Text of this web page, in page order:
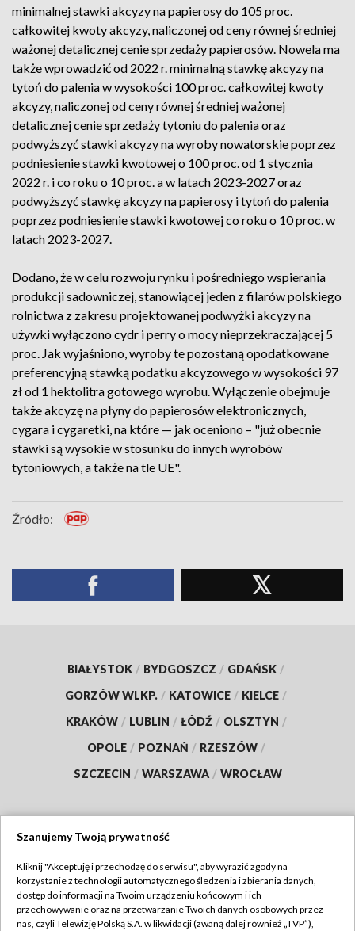
minimalnej stawki akcyzy na papierosy do 105 proc.
całkowitej kwoty akcyzy, naliczonej od ceny równej średniej
ważonej detalicznej cenie sprzedaży papierosów. Nowela ma
także wprowadzić od 2022 r. minimalną stawkę akcyzy na
tytoń do palenia w wysokości 100 proc. całkowitej kwoty
akcyzy, naliczonej od ceny równej średniej ważonej
detalicznej cenie sprzedaży tytoniu do palenia oraz
podwyższyć stawki akcyzy na wyroby nowatorskie poprzez
podniesienie stawki kwotowej o 100 proc. od 1 stycznia
2022 r. i co roku o 10 proc. a w latach 2023-2027 oraz
podwyższyć stawkę akcyzy na papierosy i tytoń do palenia
poprzez podniesienie stawki kwotowej co roku o 10 proc. w
latach 2023-2027.
Dodano, że w celu rozwoju rynku i pośredniego wspierania
produkcji sadowniczej, stanowiącej jeden z filarów polskiego
rolnictwa z zakresu projektowanej podwyżki akcyzy na
używki wyłączono cydr i perry o mocy nieprzekraczającej 5
proc. Jak wyjaśniono, wyroby te pozostaną opodatkowane
preferencyjną stawką podatku akcyzowego w wysokości 97
zł od 1 hektolitra gotowego wyrobu. Wyłączenie obejmuje
także akcyzę na płyny do papierosów elektronicznych,
cygara i cygaretki, na które — jak oceniono – "już obecnie
stawki są wysokie w stosunku do innych wyrobów
tytoniowych, a także na tle UE".
Źródło:
BIAŁYSTOK / BYDGOSZCZ / GDAŃSK /
GORZÓW WLKP. / KATOWICE / KIELCE /
KRAKÓW / LUBLIN / ŁÓDŹ / OLSZTYN /
OPOLE / POZNAŃ / RZESZÓW /
SZCZECIN / WARSZAWA / WROCŁAW
TVP
Abonament TVP
Regulamin TVP
Szanujemy Twoją prywatność
Kliknij "Akceptuję i przechodzę do serwisu", aby wyrazić zgody na
korzystanie z technologii automatycznego śledzenia i zbierania danych,
dostęp do informacji na Twoim urządzeniu końcowym i ich
przechowywanie oraz na przetwarzanie Twoich danych osobowych przez
nas, czyli Telewizję Polską S.A. w likwidacji (zwaną dalej również „TVP”),